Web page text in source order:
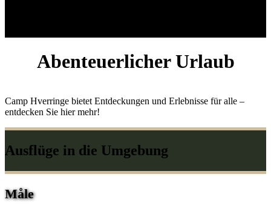
Abenteuerlicher Urlaub
Camp Hverringe bietet Entdeckungen und Erlebnisse für alle –
entdecken Sie hier mehr!
Ausflüge in die Umgebung
Måle